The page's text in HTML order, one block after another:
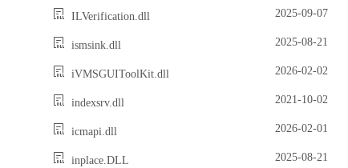
ILVerification.dll 2025-09-07
ismsink.dll 2025-08-21
iVMSGUIToolKit.dll 2026-02-02
indexsrv.dll 2021-10-02
icmapi.dll 2026-02-01
inplace.DLL 2025-08-21